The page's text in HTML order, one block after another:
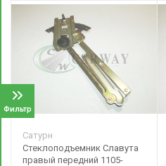
Фильтр
Сатурн
Стеклоподъемник Славута
правый передний 1105-